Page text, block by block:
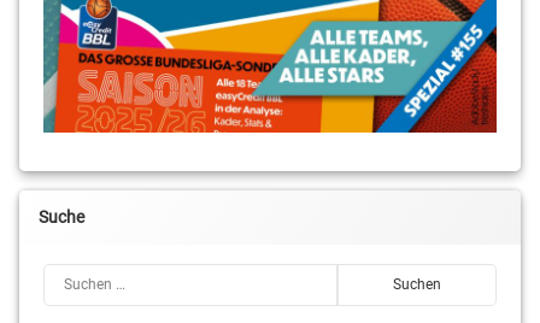
Suche